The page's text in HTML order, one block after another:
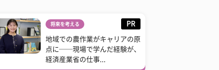
将来を考える PR
地域での農作業がキャリアの原
点に──現場で学んだ経験が、
経済産業省の仕事...